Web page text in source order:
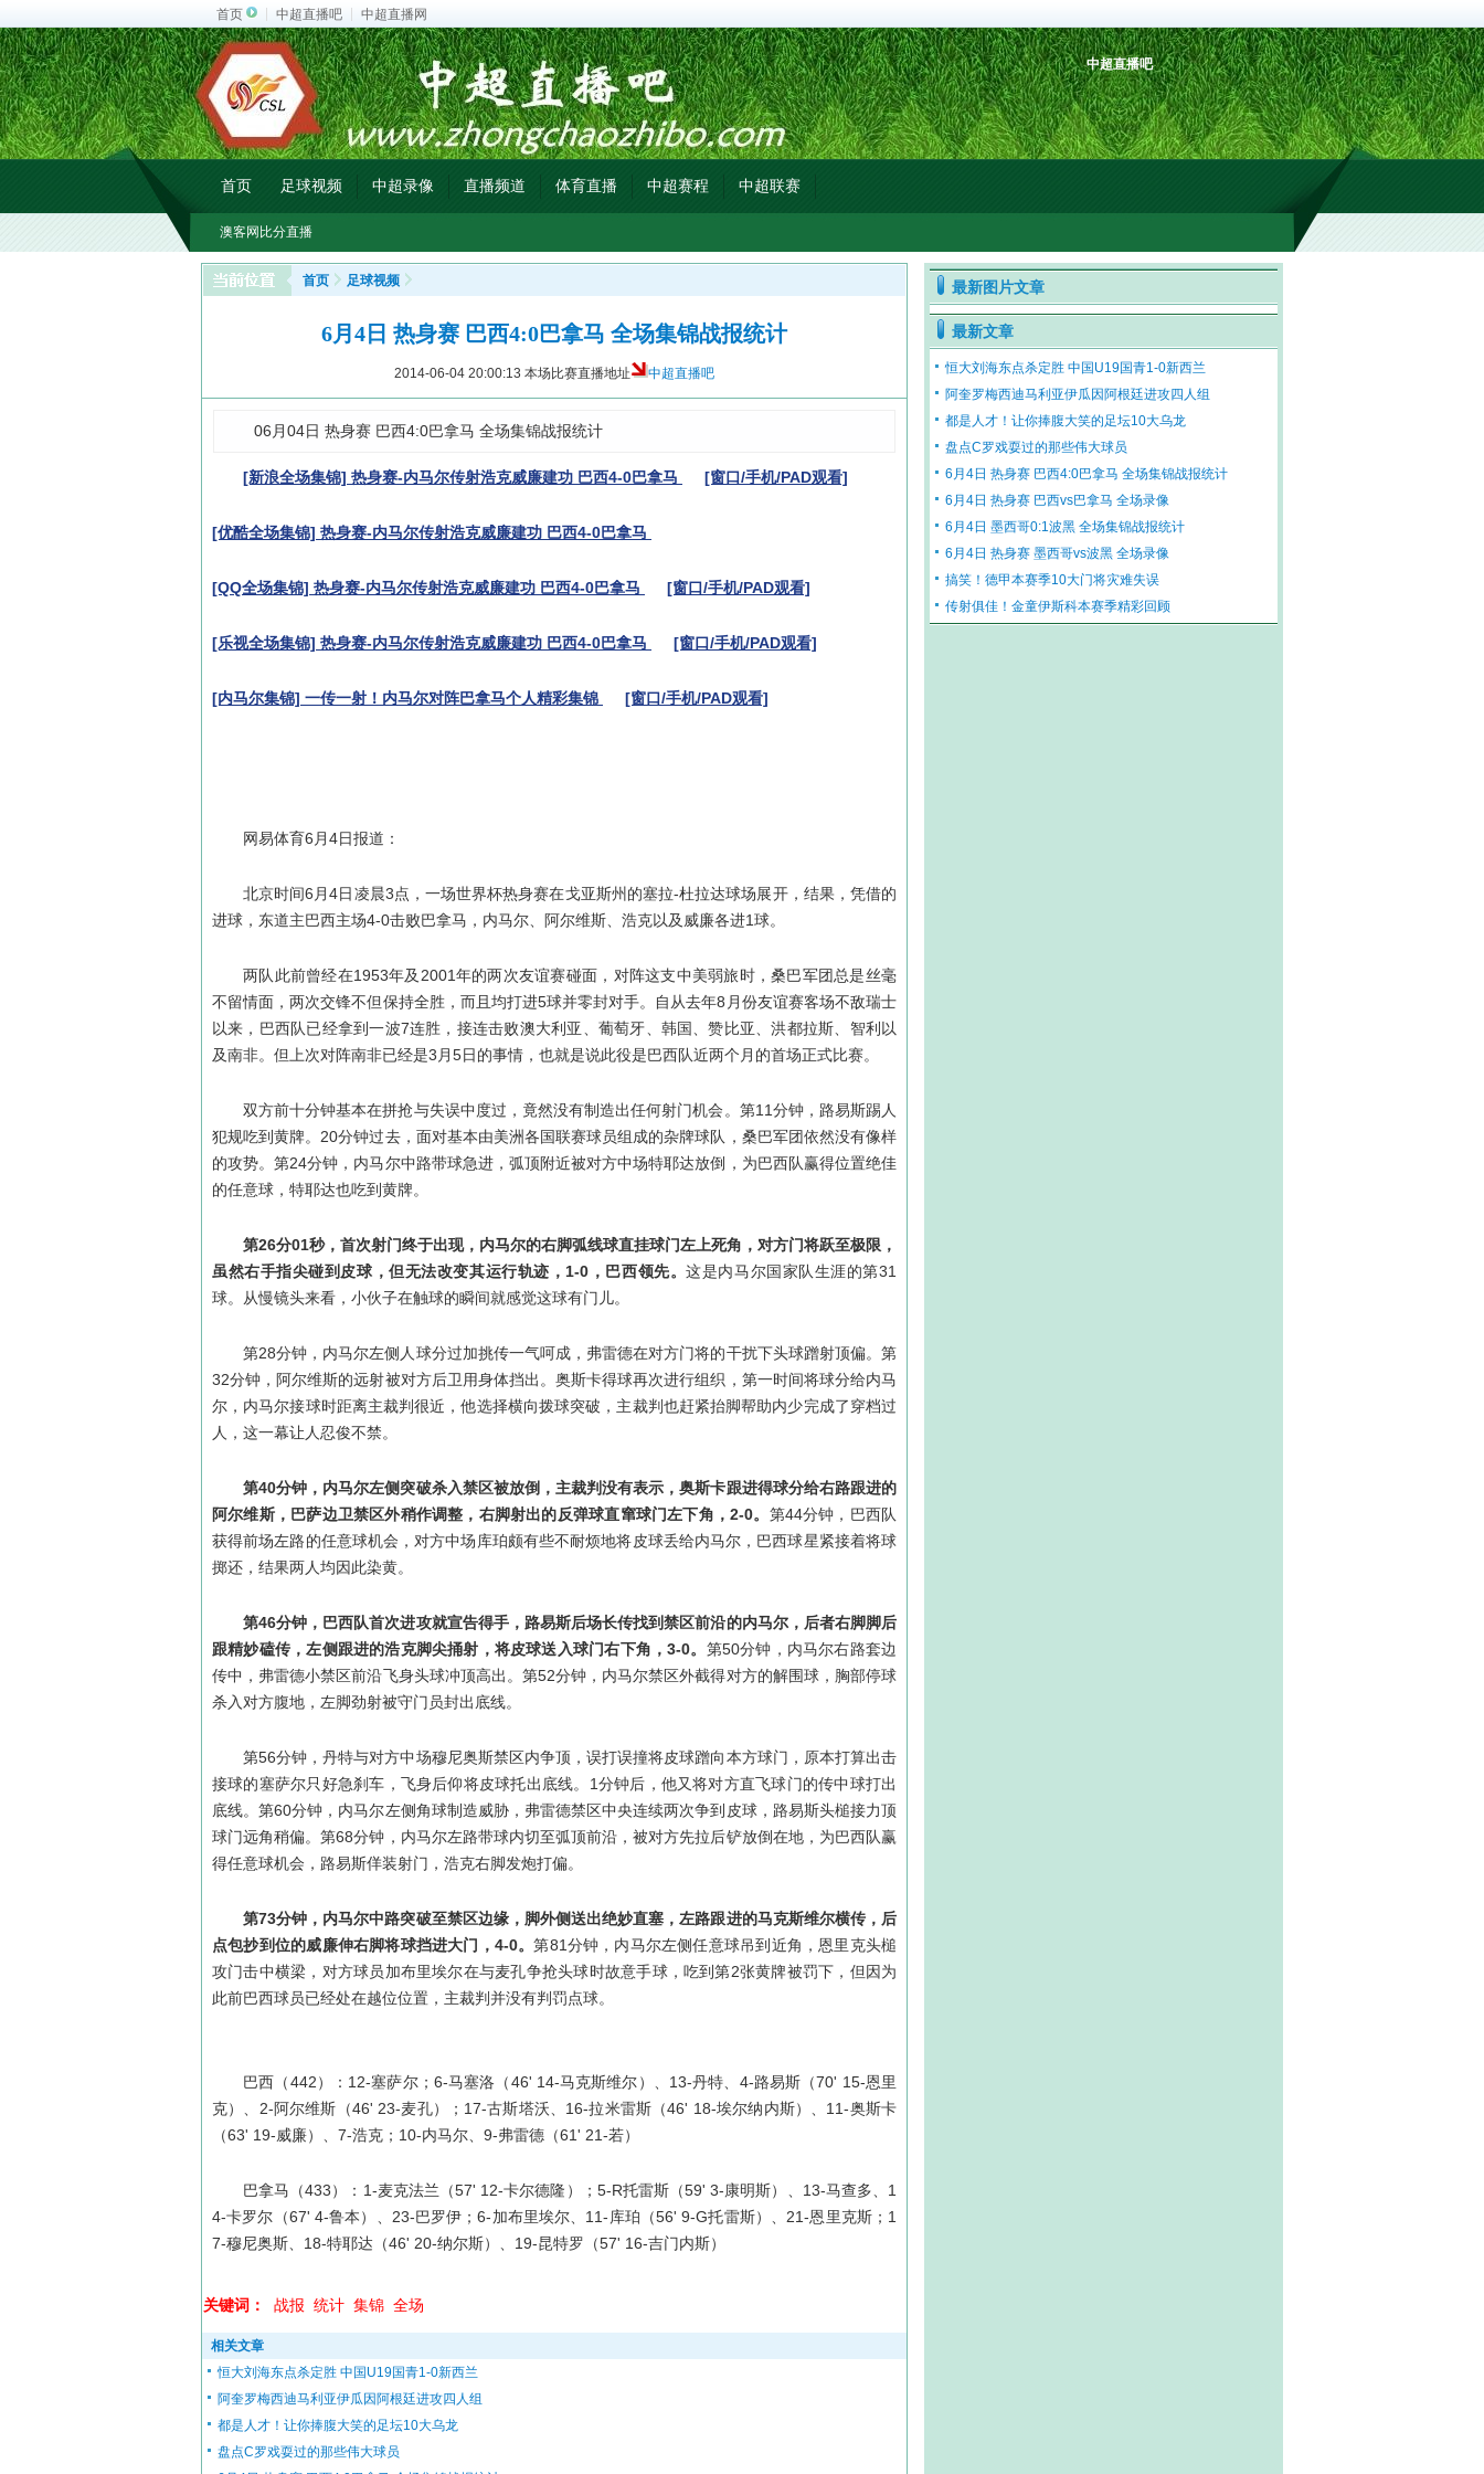
首页 中超直播吧 中超直播网
中超直播吧
首页 足球视频 中超录像 直播频道 体育直播 中超赛程 中超联赛
澳客网比分直播
首页 足球视频
6月4日 热身赛 巴西4:0巴拿马 全场集锦战报统计
2014-06-04 20:00:13 本场比赛直播地址 中超直播吧
06月04日 热身赛 巴西4:0巴拿马 全场集锦战报统计
[新浪全场集锦] 热身赛-内马尔传射浩克威廉建功 巴西4-0巴拿马 [窗口/手机/PAD观看]
[优酷全场集锦] 热身赛-内马尔传射浩克威廉建功 巴西4-0巴拿马
[QQ全场集锦] 热身赛-内马尔传射浩克威廉建功 巴西4-0巴拿马 [窗口/手机/PAD观看]
[乐视全场集锦] 热身赛-内马尔传射浩克威廉建功 巴西4-0巴拿马 [窗口/手机/PAD观看]
[内马尔集锦] 一传一射！内马尔对阵巴拿马个人精彩集锦 [窗口/手机/PAD观看]
网易体育6月4日报道：
北京时间6月4日凌晨3点，一场世界杯热身赛在戈亚斯州的塞拉-杜拉达球场展开，结果，凭借的
进球，东道主巴西主场4-0击败巴拿马，内马尔、阿尔维斯、浩克以及威廉各进1球。
两队此前曾经在1953年及2001年的两次友谊赛碰面，对阵这支中美弱旅时，桑巴军团总是丝毫
不留情面，两次交锋不但保持全胜，而且均打进5球并零封对手。自从去年8月份友谊赛客场不敌瑞士
以来，巴西队已经拿到一波7连胜，接连击败澳大利亚、葡萄牙、韩国、赞比亚、洪都拉斯、智利以
及南非。但上次对阵南非已经是3月5日的事情，也就是说此役是巴西队近两个月的首场正式比赛。
双方前十分钟基本在拼抢与失误中度过，竟然没有制造出任何射门机会。第11分钟，路易斯踢人
犯规吃到黄牌。20分钟过去，面对基本由美洲各国联赛球员组成的杂牌球队，桑巴军团依然没有像样
的攻势。第24分钟，内马尔中路带球急进，弧顶附近被对方中场特耶达放倒，为巴西队赢得位置绝佳
的任意球，特耶达也吃到黄牌。
第26分01秒，首次射门终于出现，内马尔的右脚弧线球直挂球门左上死角，对方门将跃至极限，
虽然右手指尖碰到皮球，但无法改变其运行轨迹，1-0，巴西领先。这是内马尔国家队生涯的第31
球。从慢镜头来看，小伙子在触球的瞬间就感觉这球有门儿。
第28分钟，内马尔左侧人球分过加挑传一气呵成，弗雷德在对方门将的干扰下头球蹭射顶偏。第
32分钟，阿尔维斯的远射被对方后卫用身体挡出。奥斯卡得球再次进行组织，第一时间将球分给内马
尔，内马尔接球时距离主裁判很近，他选择横向拨球突破，主裁判也赶紧抬脚帮助内少完成了穿档过
人，这一幕让人忍俊不禁。
第40分钟，内马尔左侧突破杀入禁区被放倒，主裁判没有表示，奥斯卡跟进得球分给右路跟进的
阿尔维斯，巴萨边卫禁区外稍作调整，右脚射出的反弹球直窜球门左下角，2-0。 第44分钟，巴西队
获得前场左路的任意球机会，对方中场库珀颇有些不耐烦地将皮球丢给内马尔，巴西球星紧接着将球
掷还，结果两人均因此染黄。
第46分钟，巴西队首次进攻就宣告得手，路易斯后场长传找到禁区前沿的内马尔，后者右脚脚后
跟精妙磕传，左侧跟进的浩克脚尖捅射，将皮球送入球门右下角，3-0。 第50分钟，内马尔右路套边
传中，弗雷德小禁区前沿飞身头球冲顶高出。第52分钟，内马尔禁区外截得对方的解围球，胸部停球
杀入对方腹地，左脚劲射被守门员封出底线。
第56分钟，丹特与对方中场穆尼奥斯禁区内争顶，误打误撞将皮球蹭向本方球门，原本打算出击
接球的塞萨尔只好急刹车，飞身后仰将皮球托出底线。1分钟后，他又将对方直飞球门的传中球打出
底线。第60分钟，内马尔左侧角球制造威胁，弗雷德禁区中央连续两次争到皮球，路易斯头槌接力顶
球门远角稍偏。第68分钟，内马尔左路带球内切至弧顶前沿，被对方先拉后铲放倒在地，为巴西队赢
得任意球机会，路易斯佯装射门，浩克右脚发炮打偏。
第73分钟，内马尔中路突破至禁区边缘，脚外侧送出绝妙直塞，左路跟进的马克斯维尔横传，后
点包抄到位的威廉伸右脚将球挡进大门，4-0。第81分钟，内马尔左侧任意球吊到近角，恩里克头槌
攻门击中横梁，对方球员加布里埃尔在与麦孔争抢头球时故意手球，吃到第2张黄牌被罚下，但因为
此前巴西球员已经处在越位位置，主裁判并没有判罚点球。
巴西（442）：12-塞萨尔；6-马塞洛（46' 14-马克斯维尔）、13-丹特、4-路易斯（70' 15-恩里
克）、2-阿尔维斯（46' 23-麦孔）；17-古斯塔沃、16-拉米雷斯（46' 18-埃尔纳内斯）、11-奥斯卡
（63' 19-威廉）、7-浩克；10-内马尔、9-弗雷德（61' 21-若）
巴拿马（433）：1-麦克法兰（57' 12-卡尔德隆）；5-R托雷斯（59' 3-康明斯）、13-马查多、1
4-卡罗尔（67' 4-鲁本）、23-巴罗伊；6-加布里埃尔、11-库珀（56' 9-G托雷斯）、21-恩里克斯；1
7-穆尼奥斯、18-特耶达（46' 20-纳尔斯）、19-昆特罗（57' 16-吉门内斯）
关键词： 战报 统计 集锦 全场
相关文章
恒大刘海东点杀定胜 中国U19国青1-0新西兰
阿奎罗梅西迪马利亚伊瓜因阿根廷进攻四人组
都是人才！让你捧腹大笑的足坛10大乌龙
盘点C罗戏耍过的那些伟大球员
最新图片文章
最新文章
恒大刘海东点杀定胜 中国U19国青1-0新西兰
阿奎罗梅西迪马利亚伊瓜因阿根廷进攻四人组
都是人才！让你捧腹大笑的足坛10大乌龙
盘点C罗戏耍过的那些伟大球员
6月4日 热身赛 巴西4:0巴拿马 全场集锦战报统计
6月4日 热身赛 巴西vs巴拿马 全场录像
6月4日 墨西哥0:1波黑 全场集锦战报统计
6月4日 热身赛 墨西哥vs波黑 全场录像
搞笑！德甲本赛季10大门将灾难失误
传射俱佳！金童伊斯科本赛季精彩回顾